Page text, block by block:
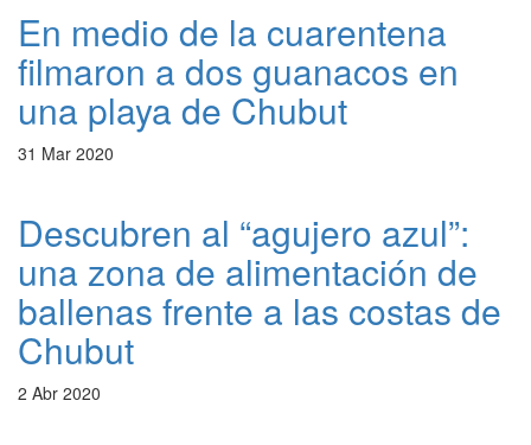
En medio de la cuarentena
filmaron a dos guanacos en
una playa de Chubut
31 Mar 2020
Descubren al “agujero azul”:
una zona de alimentación de
ballenas frente a las costas de
Chubut
2 Abr 2020